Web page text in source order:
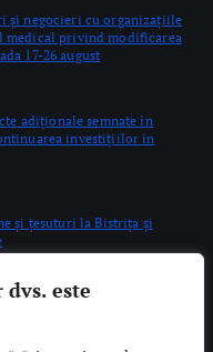
este
by